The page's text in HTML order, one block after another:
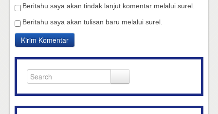
Beritahu saya akan tindak lanjut komentar melalui surel.
Beritahu saya akan tulisan baru melalui surel.